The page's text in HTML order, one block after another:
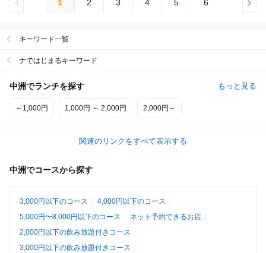
1 2 3 4 5 6
キーワード一覧
ナではじまるキーワード
中洲でランチを探す もっと見る
～1,000円 1,000円 ～ 2,000円 2,000円～
関連のリンクをすべて表示する
中洲でコースから探す
3,000円以下のコース
4,000円以下のコース
5,000円〜8,000円以下のコース
ネット予約できるお店
2,000円以下の飲み放題付きコース
3,000円以下の飲み放題付きコース